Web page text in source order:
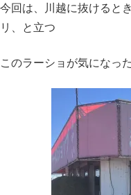
今回は、川越に抜けると
リ、と立つ
このラーショが気になっ